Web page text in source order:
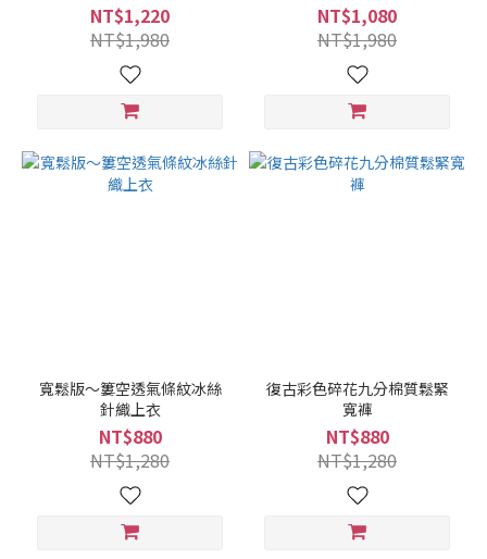
NT$1,220
NT$1,980
NT$1,080
NT$1,980
寬鬆版～簍空透氣條紋冰絲
針織上衣
NT$880
NT$1,280
復古彩色碎花九分棉質鬆緊
寬褲
NT$880
NT$1,280